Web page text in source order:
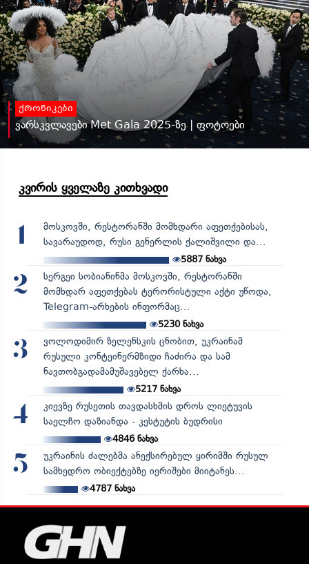
ქრონიკები
ვარსკვლავები Met Gala 2025-ზე | ფოტოები
კვირის ყველაზე კითხვადი
1
მოსკოვში, რესტორანში მომხდარი აფეთქებისას,
სავარაუდოდ, რუსი გენერლის ქალიშვილი და...
5887 ნახვა
2
სერგეი სობიანინმა მოსკოვში, რესტორანში
მომხდარ აფეთქებას ტერორისტული აქტი უწოდა,
Telegram-არხების ინფორმაც...
5230ნახვა
3
ვოლოდიმირ ზელენსკის ცნობით, უკრაინამ
რუსული კონტეინერმზიდი ჩაძირა და სამ
ნავთობგადამამუშავებელ ქარხა...
5217ნახვა
4
კიევზე რუსეთის თავდასხმის დროს ლიეტუვის
საელჩო დაზიანდა - კესტუტის ბუდრისი
4846ნახვა
5
უკრაინის ძალებმა ანექსირებულ ყირიმში რუსულ
სამხედრო ობიექტებზე იერიშები მიიტანეს...
4787ნახვა